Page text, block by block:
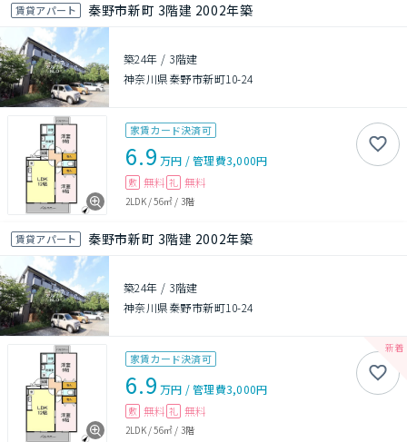
賃貸アパート 秦野市新町 3階建 2002年築
築24年 / 3階建
神奈川県秦野市新町10-24
家賃カード決済可
6.9 万円 /管理費3,000円
敷 無料 礼 無料
2LDK/56㎡ / 3階
賃貸アパート 秦野市新町 3階建 2002年築
築24年 / 3階建
神奈川県秦野市新町10-24
家賃カード決済可
6.9 万円 /管理費3,000円
敷 無料 礼 無料
2LDK/56㎡ / 3階